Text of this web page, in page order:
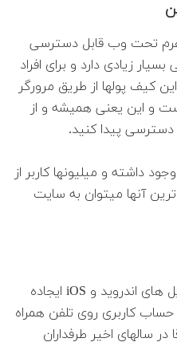
تحت وب قابل دسترسی
زیادی دارد و برای افراد
کیف پولها از طریق مرورگر
و این یعنی همیشه و از
پیدا کنید.
داشته و میلیونها کاربر از
آنها میتوان به سایت
این نوع کیف پولها که برای موبایل های اندروید و iOS ایجاده
کاربری روی تلفن همراه
در سالهای اخیر طرفداران